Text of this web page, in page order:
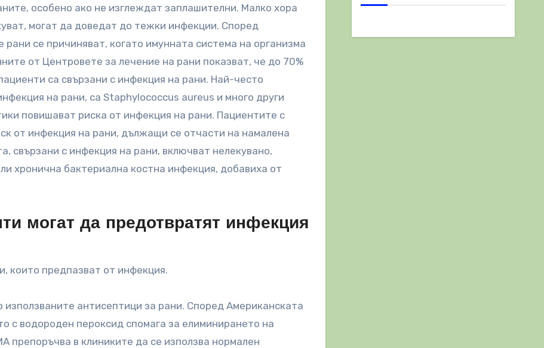
могат да доведат до тежки инфекции. Според
се причиняват, когато имунната система на организма
от Центровете за лечение на рани показват, че до 70%
са свързани с инфекция на рани. Най-често
на рани, са Staphylococcus aureus и много други
повишават риска от инфекция на рани. Пациентите с
от инфекция на рани, дължащи се отчасти на намалена
свързани с инфекция на рани, включват нелекувано,
хронична бактериална костна инфекция, добавиха от
могат да предотвратят инфекция
които предпазват от инфекция.
антисептици за рани. Според Американската
с водороден пероксид спомага за елиминирането на
препоръчва в клиниките да се използва нормален